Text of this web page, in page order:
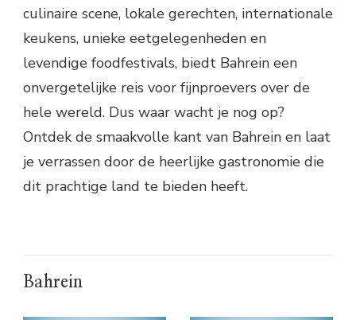
culinaire scene, lokale gerechten, internationale
keukens, unieke eetgelegenheden en
levendige foodfestivals, biedt Bahrein een
onvergetelijke reis voor fijnproevers over de
hele wereld. Dus waar wacht je nog op?
Ontdek de smaakvolle kant van Bahrein en laat
je verrassen door de heerlijke gastronomie die
dit prachtige land te bieden heeft.
Bahrein